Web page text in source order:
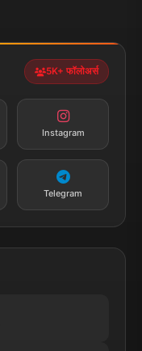
5K+ फॉलोअर्स
Instagram
Telegram